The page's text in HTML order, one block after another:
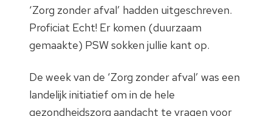
‘Zorg zonder afval’ hadden uitgeschreven.
Proficiat Echt! Er komen (duurzaam
gemaakte) PSW sokken jullie kant op.
De week van de ‘Zorg zonder afval’ was een
landelijk initiatief om in de hele
gezondheidszorg aandacht te vragen voor